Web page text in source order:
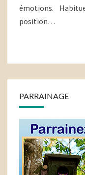
émotions.
position…
PARRAINAGE